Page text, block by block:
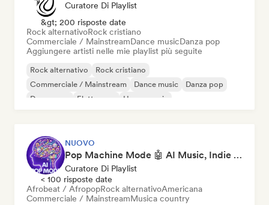
Curatore Di Playlist
&gt; 200 risposte date
Rock alternativoRock cristiano
Commerciale / MainstreamDance musicDanza pop
Aggiungere artisti nelle mie playlist più seguite
Rock alternativo
Rock cristiano
Commerciale / Mainstream
Dance music
Danza pop
Dream pop
Elettropop House music
NUOVO
Pop Machine Mode 🤖 AI Music, Indie Pop & Dream Pop
Curatore Di Playlist
< 100 risposte date
Afrobeat / AfropopRock alternativoAmericana
Commerciale / MainstreamMusica country